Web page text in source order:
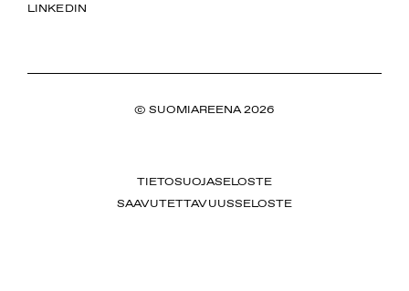
LINKEDIN
© SUOMIAREENA 2026
TIETOSUOJASELOSTE
SAAVUTETTAVUUSSELOSTE